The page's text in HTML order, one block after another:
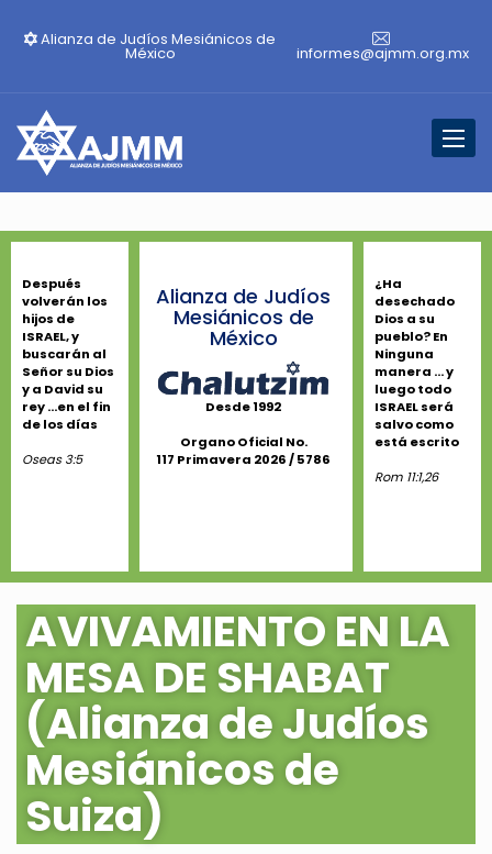
Alianza de Judíos Mesiánicos de
México informes@ajmm.org.mx
Después
volverán los
hijos de
ISRAEL, y
buscarán al
Señor su Dios
y a David su
rey ...en el fin
de los días
Oseas 3:5
Alianza de Judíos
Mesiánicos de
México
Desde 1992
Organo Oficial No.
117 Primavera 2026 / 5786
¿Ha
desechado
Dios a su
pueblo? En
Ninguna
manera ... y
luego todo
ISRAEL será
salvo como
está escrito
Rom 11:1,26
AVIVAMIENTO EN LA
MESA DE SHABAT
(Alianza de Judíos
Mesiánicos de
Suiza)